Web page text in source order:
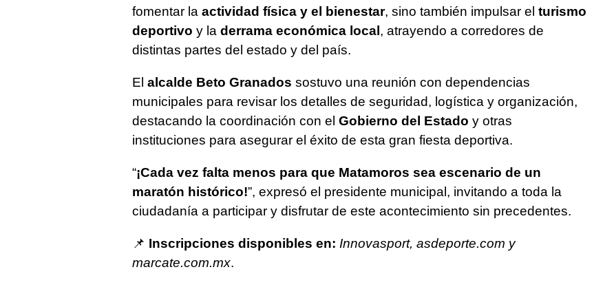
fomentar la actividad física y el bienestar, sino también impulsar el turismo
deportivo y la derrama económica local , atrayendo a corredores de
distintas partes del estado y del país.
El alcalde Beto Granados sostuvo una reunión con dependencias
municipales para revisar los detalles de seguridad, logística y organización,
destacando la coordinación con el Gobierno del Estado y otras
instituciones para asegurar el éxito de esta gran fiesta deportiva.
“¡Cada vez falta menos para que Matamoros sea escenario de un
maratón histórico!”, expresó el presidente municipal, invitando a toda la
ciudadanía a participar y disfrutar de este acontecimiento sin precedentes.
📌 Inscripciones disponibles en: Innovasport, asdeporte.com y
marcate.com.mx.